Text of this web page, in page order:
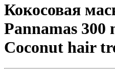
Кокосовая
Pannamas 300
Coconut hair